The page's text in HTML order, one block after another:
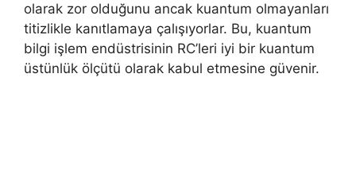
olarak zor olduğunu ancak kuantum olmayanları
titizlikle kanıtlamaya çalışıyorlar. Bu, kuantum
bilgi işlem endüstrisinin RC’leri iyi bir kuantum
üstünlük ölçütü olarak kabul etmesine güvenir.